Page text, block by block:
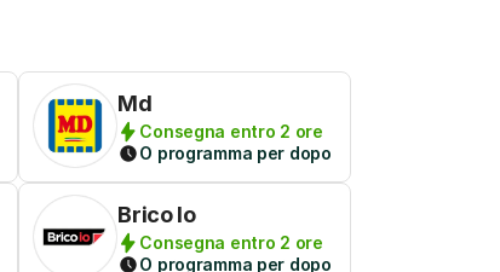
Md
Consegna entro 2 ore
O programma per dopo
Brico Io
Consegna entro 2 ore
O programma per dopo